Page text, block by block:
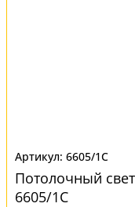
6605/1C
Потолочный
6605/1C